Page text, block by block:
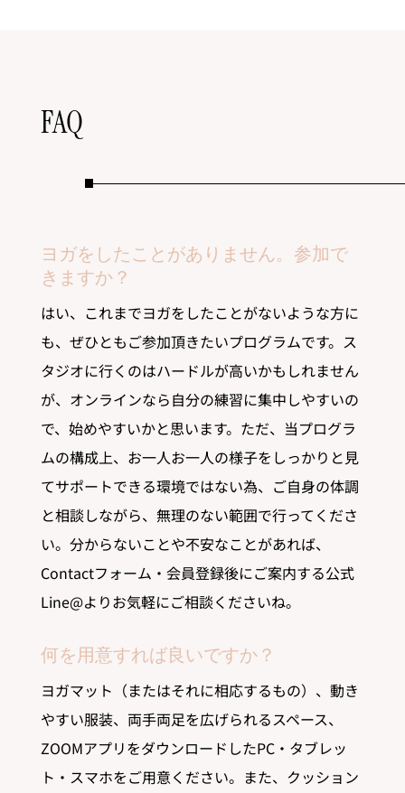
FAQ
ヨガをしたことがありません。参加で
きますか？
はい、これまでヨガをしたことがないような方に
も、ぜひともご参加頂きたいプログラムです。ス
タジオに行くのはハードルが高いかもしれません
が、オンラインなら自分の練習に集中しやすいの
で、始めやすいかと思います。ただ、当プログラ
ムの構成上、お一人お一人の様子をしっかりと見
てサポートできる環境ではない為、ご自身の体調
と相談しながら、無理のない範囲で行ってくださ
い。分からないことや不安なことがあれば、
Contactフォーム・会員登録後にご案内する公式
Line@よりお気軽にご相談くださいね。
何を用意すれば良いですか？
ヨガマット（またはそれに相応するもの）、動き
やすい服装、両手両足を広げられるスペース、
ZOOMアプリをダウンロードしたPC・タブレッ
ト・スマホをご用意ください。また、クッション